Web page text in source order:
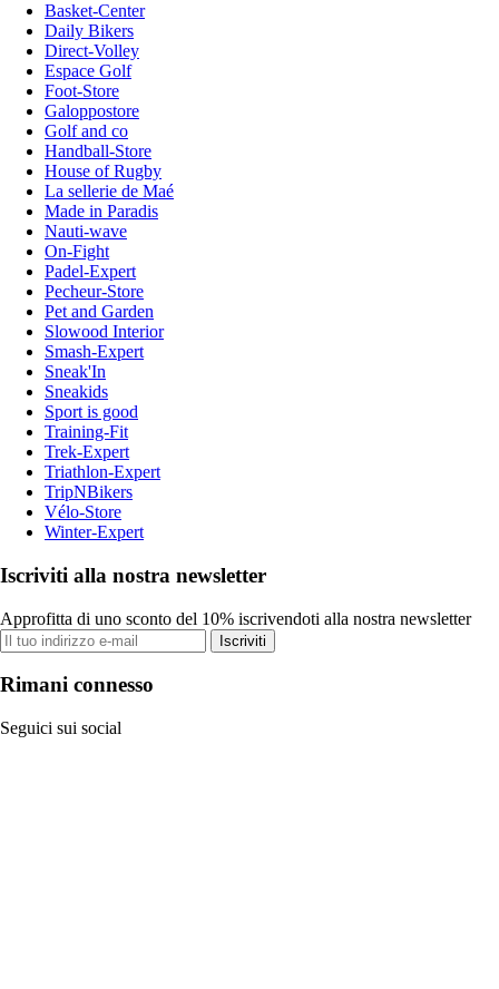
Basket-Center
Daily Bikers
Direct-Volley
Espace Golf
Foot-Store
Galoppostore
Golf and co
Handball-Store
House of Rugby
La sellerie de Maé
Made in Paradis
Nauti-wave
On-Fight
Padel-Expert
Pecheur-Store
Pet and Garden
Slowood Interior
Smash-Expert
Sneak'In
Sneakids
Sport is good
Training-Fit
Trek-Expert
Triathlon-Expert
TripNBikers
Vélo-Store
Winter-Expert
Iscriviti alla nostra newsletter
Approfitta di uno sconto del 10% iscrivendoti alla nostra newsletter
Iscriviti
Rimani connesso
Seguici sui social